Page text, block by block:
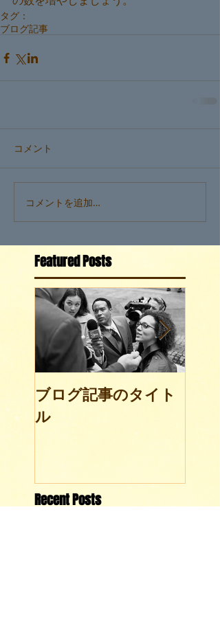
タグ：
ブログ記事
コメント
コメントを追加…
Featured Posts
ブログ記事のタイト
ル
Recent Posts